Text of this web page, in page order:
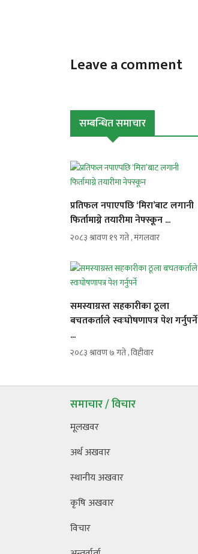
Leave a comment
सम्बन्धित समाचार
प्रतिफल नपाएपछि ‘मिरा’बाट लगानी
फिर्तामाग्ने तयारीमा नेफ्स्कून ...
२०८३ श्रावण १९ गते , मंगलवार
समस्याग्रस्त सहकारीका ठूला
बचतकर्ताले स्वःघोषणापत्र पेश गर्नुपर्ने
...
२०८३ श्रावण ७ गते , विहीवार
समाचार / विचार
मूलखवर
अर्थ अखवार
स्थानीय अखवार
कृषि अखवार
विचार